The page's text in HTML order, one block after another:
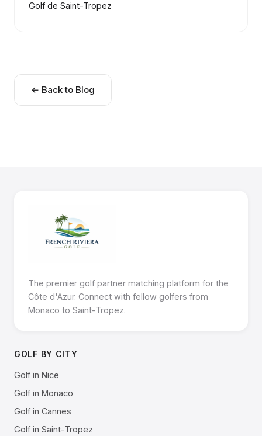
Golf de Saint-Tropez
← Back to Blog
The premier golf partner matching platform for the
Côte d'Azur. Connect with fellow golfers from
Monaco to Saint-Tropez.
GOLF BY CITY
Golf in Nice
Golf in Monaco
Golf in Cannes
Golf in Saint-Tropez